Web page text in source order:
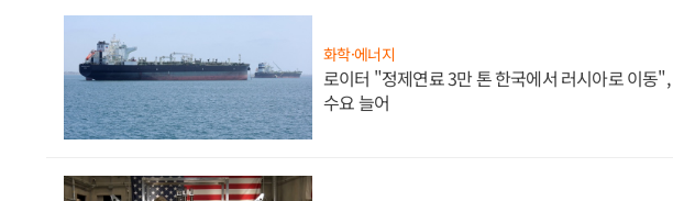
화학·에너지
로이터 "정제연료 3만 톤 한국에서 러시아로 이동
수요 늘어